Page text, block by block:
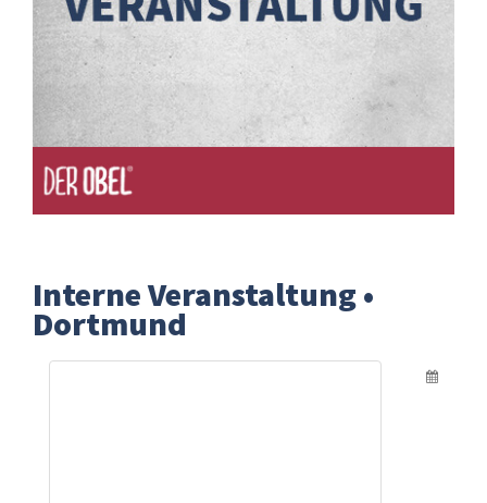
Interne Veranstaltung •
Dortmund